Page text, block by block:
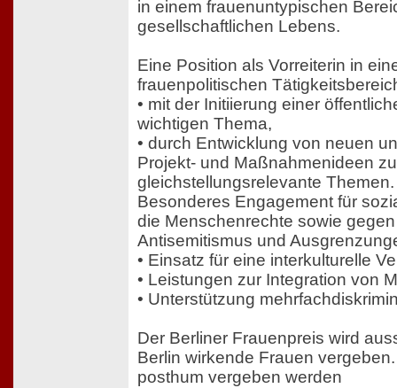
in einem frauenuntypischen
gesellschaftlichen Lebens.
Eine Position als Vorreiterin in
frauenpolitischen
• mit der Initiierung einer
wichtigen Thema,
• durch Entwicklung von neuen
Projekt- und Maßnahmenideen
gleichstellungsrelevante Themen.
Besonderes Engagement für
die Menschenrechte sowie
Antisemitismus und
• Einsatz für eine interkulturelle
• Leistungen zur Integration von
• Unterstützung
Der Berliner Frauenpreis wird
Berlin wirkende Frauen
posthum vergeben werden